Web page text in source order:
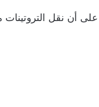
أن نقل التروتينات